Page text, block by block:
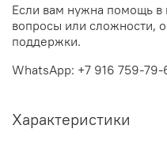
Если вам нужна помощь в
вопросы или сложности,
поддержки.
WhatsApp: +7 916 759-79-
Характеристики